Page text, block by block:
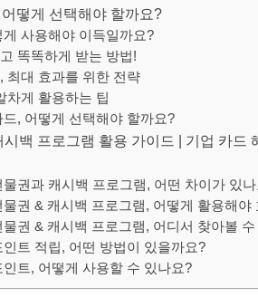
떻게 선택해야 할까요?
사용해야 이득일까요?
똑똑하게 받는 방법!
최대 효과를 위한 전략
차게 활용하는 팁
, 어떻게 선택해야 할까요?
백 프로그램 활용 가이드 | 기업 카드
권과 캐시백 프로그램, 어떤 차이가 있
권 & 캐시백 프로그램, 어떻게 활용해야
권 & 캐시백 프로그램, 어디서 찾아볼
트 적립, 어떤 방법이 있을까요?
트, 어떻게 사용할 수 있나요?